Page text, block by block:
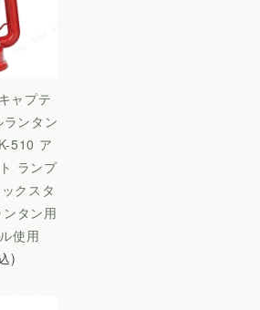
ャプテ
ンタン
510 ア
ランプ
クスタ
タン用
使用
)